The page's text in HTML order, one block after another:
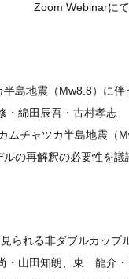
にて同
島地震（Mw8.8）に伴
・綿田辰吾・古村孝志
ムチャツカ半島地震（
の再解釈の必要性を議
られる非ダブルカップ
・山田知朗、東 龍介